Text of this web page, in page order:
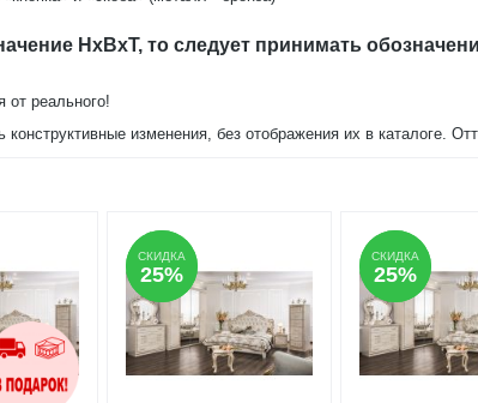
HxBxT, то следует принимать
от реального!
конструктивные изменения, без отображения их в каталоге.
СКИДКА
25%
СКИДКА
25%
СКИДКА
25%
СКИДКА
25%